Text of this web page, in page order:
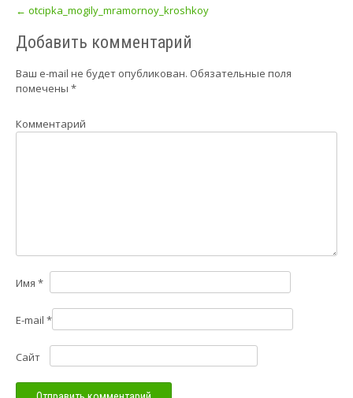
Post
navigation
← otcipka_mogily_mramornoy_kroshkoy
Добавить комментарий
Ваш e-mail не будет опубликован. Обязательные поля
помечены *
Комментарий
Имя *
E-mail *
Сайт